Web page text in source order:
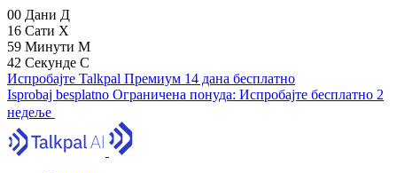
00 Дани Д
16 Сати Х
59 Минути М
41 Секунде С
Испробајте Talkpal Премиум 14 дана бесплатно
Isprobaj besplatno Ограничена понуда: Испробајте бесплатно 2
недеље